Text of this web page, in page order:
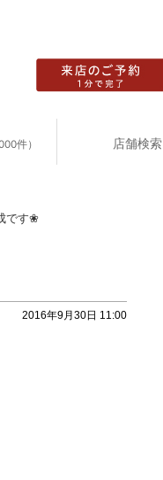
件） 店舗検索
です❀
2016年9月30日 11:00